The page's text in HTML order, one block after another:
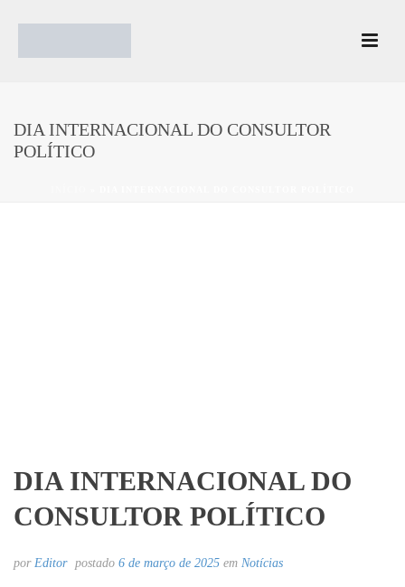
DIA INTERNACIONAL DO CONSULTOR
POLÍTICO
DIA INTERNACIONAL DO
CONSULTOR POLÍTICO
por Editor postado 6 de março de 2025 em Notícias